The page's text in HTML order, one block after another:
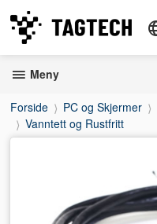
innholdet
Meny
Forside PC og Skjermer
Vanntett og Rustfritt